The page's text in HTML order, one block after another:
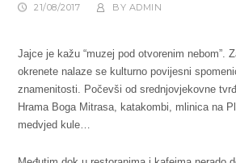
21/08/2017 BY ADMIN
Jajce je kažu “muzej pod otvorenim nebom”.
okrenete nalaze se kulturno povijesni
znamenitosti. Počevši od srednjovjekovne
Hrama Boga Mitrasa, katakombi, mlinica na
medvjed kule…